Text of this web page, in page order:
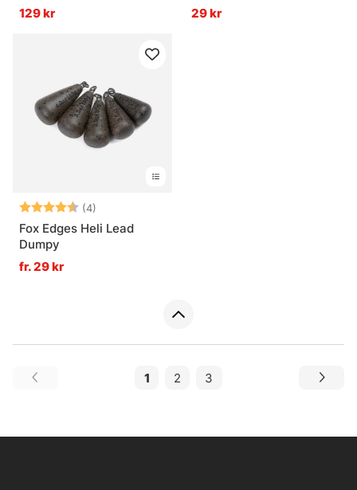
129 kr
29 kr
Betyg: (4)
Fox Edges Heli Lead
Dumpy
fr. 29 kr
1 2 3